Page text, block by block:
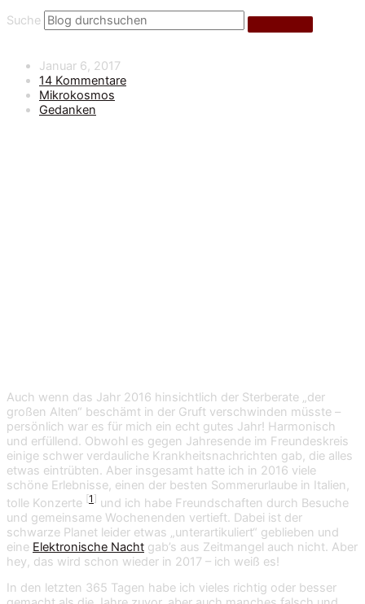
Suche
Januar 6, 2017
14 Kommentare
Mikrokosmos
Gedanken
Auch wenn das Jahr 2016 hinsichtlich der Sterberate „der
großen Alten“ beschämt in der Gruft verschwinden müsste –
persönlich war es für mich ein echt gutes Jahr! Harmonisch
und erfüllend. Obwohl es gegen Jahresende im Freundeskreis
einige schwer verdauliche Krankheitsnachrichten gab, die alles
etwas eintrübten. Aber insgesamt hatte ich in 2016 viele
schöne Erlebnisse, einen der besten Sommerurlaube in Italien,
tolle Konzerte [1 ] und ich habe Freundschaften durch Besuche
und gemeinsame Wochenenden vertieft. Dabei ist der
schwarze Planet leider etwas „unterartikuliert“ geblieben und
eine Elektronische Nacht gab’s aus Zeitmangel auch nicht. Aber
hey, das wird schon wieder in 2017 – ich weiß es!
In den letzten 365 Tagen habe ich vieles richtig oder besser